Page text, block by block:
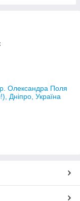
Олександра Поля
Дніпро, Україна